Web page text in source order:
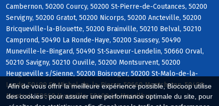
Afin de vous offrir la meilleure expérience possible, Biocoop utilise
des cookies : pour assurer une performance optimale du site, pour
Cambernon, 50200 Courcy, 50200 St-Pierre-de-Coutances, 50200
Servigny, 50200 Gratot, 50200 Nicorps, 50200 Ancteville, 50200
Bricqueville-la-Blouette, 50200 Brainville, 50210 Belval, 50210
Camprond, 50490 La Ronde-Haye, 50200 Saussey, 50490
Muneville-le-Bingard, 50490 St-Sauveur-Lendelin, 50660 Orval,
50210 Savigny, 50210 Ouville, 50200 Montsurvent, 50200
Heugueville s/Sienne, 50200 Boisroger, 50200 St-Malo-de-la-
Lande, 50490 St-Michel-de-la-Pierre, 50660 Montchaton, 50490
Montcuit, 50660 Hyenville, 50490 Le Mesnilbus